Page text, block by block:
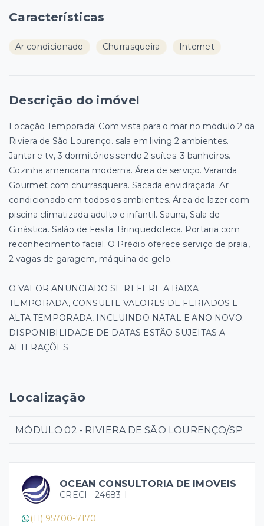
OCEAN CONSULTORIA DE IMOVEIS
CRECI - 24683-I
(11) 95700-7170
Características
Ar condicionado Churrasqueira Internet
Descrição do imóvel
Locação Temporada! Com vista para o mar no módulo 2 da
Riviera de São Lourenço. sala em living 2 ambientes.
Jantar e tv, 3 dormitórios sendo 2 suítes. 3 banheiros.
Cozinha americana moderna. Área de serviço. Varanda
Gourmet com churrasqueira. Sacada envidraçada. Ar
condicionado em todos os ambientes. Área de lazer com
piscina climatizada adulto e infantil. Sauna, Sala de
Ginástica. Salão de Festa. Brinquedoteca. Portaria com
reconhecimento facial. O Prédio oferece serviço de praia,
2 vagas de garagem, máquina de gelo.
O VALOR ANUNCIADO SE REFERE A BAIXA
TEMPORADA, CONSULTE VALORES DE FERIADOS E
ALTA TEMPORADA, INCLUINDO NATAL E ANO NOVO.
DISPONIBILIDADE DE DATAS ESTÃO SUJEITAS A
ALTERAÇÕES
Localização
MÓDULO 02 - RIVIERA DE SÃO LOURENÇO/SP